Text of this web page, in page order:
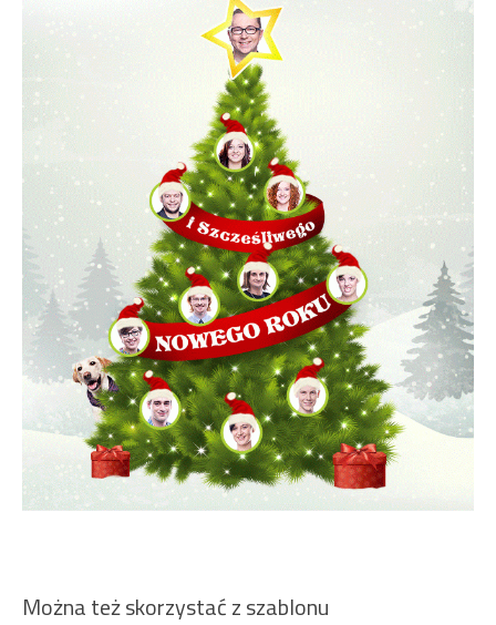
Można też skorzystać z szablonu